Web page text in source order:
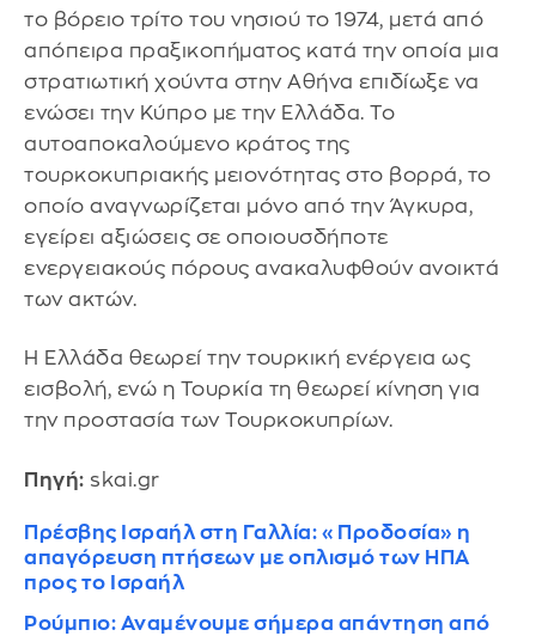
το βόρειο τρίτο του νησιού το 1974, μετά από
απόπειρα πραξικοπήματος κατά την οποία μια
στρατιωτική χούντα στην Αθήνα επιδίωξε να
ενώσει την Κύπρο με την Ελλάδα. Το
αυτοαποκαλούμενο κράτος της
τουρκοκυπριακής μειονότητας στο βορρά, το
οποίο αναγνωρίζεται μόνο από την Άγκυρα,
εγείρει αξιώσεις σε οποιουσδήποτε
ενεργειακούς πόρους ανακαλυφθούν ανοικτά
των ακτών.
Η Ελλάδα θεωρεί την τουρκική ενέργεια ως
εισβολή, ενώ η Τουρκία τη θεωρεί κίνηση για
την προστασία των Τουρκοκυπρίων.
Πηγή: skai.gr
Πρέσβης Ισραήλ στη Γαλλία: «Προδοσία» η
απαγόρευση πτήσεων με οπλισμό των ΗΠΑ
προς το Ισραήλ
Ρούμπιο: Αναμένουμε σήμερα απάντηση από